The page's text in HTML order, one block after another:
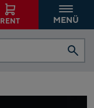
RENT MENÜ